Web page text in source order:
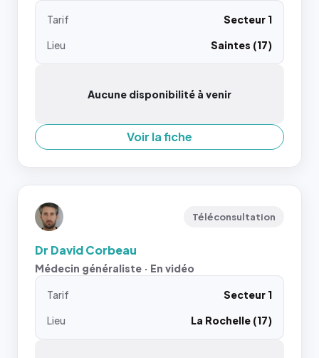
Tarif
Secteur 1
Lieu
Saintes (17)
Aucune disponibilité à venir
Voir la fiche
Téléconsultation
Dr David Corbeau
Médecin généraliste · En vidéo
Tarif
Secteur 1
Lieu
La Rochelle (17)